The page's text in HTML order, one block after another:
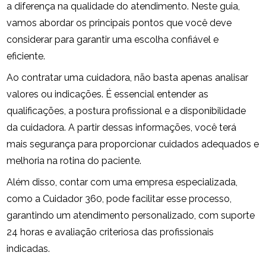
a diferença na qualidade do atendimento. Neste guia,
vamos abordar os principais pontos que você deve
considerar para garantir uma escolha confiável e
eficiente.
Ao contratar uma cuidadora, não basta apenas analisar
valores ou indicações. É essencial entender as
qualificações, a postura profissional e a disponibilidade
da cuidadora. A partir dessas informações, você terá
mais segurança para proporcionar cuidados adequados e
melhoria na rotina do paciente.
Além disso, contar com uma empresa especializada,
como a Cuidador 360, pode facilitar esse processo,
garantindo um atendimento personalizado, com suporte
24 horas e avaliação criteriosa das profissionais
indicadas.